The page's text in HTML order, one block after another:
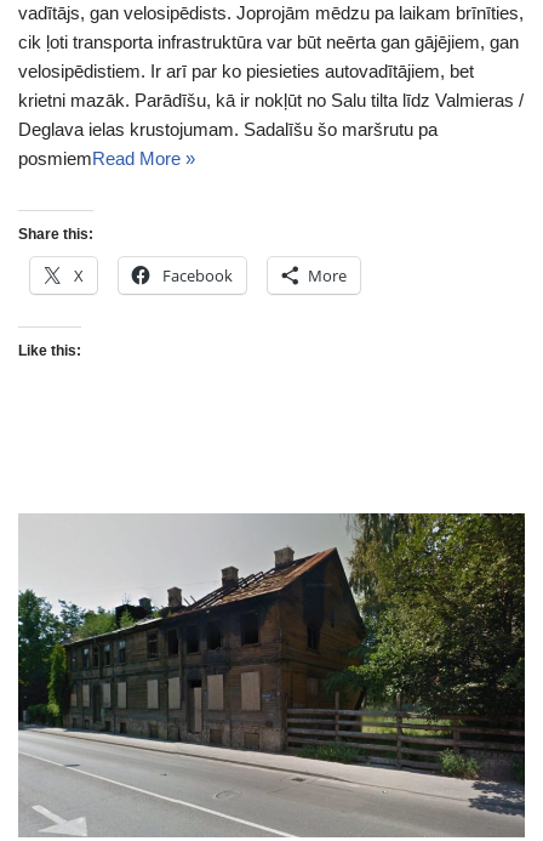
vadītājs, gan velosipēdists. Joprojām mēdzu pa laikam brīnīties,
cik ļoti transporta infrastruktūra var būt neērta gan gājējiem, gan
velosipēdistiem. Ir arī par ko piesieties autovadītājiem, bet
krietni mazāk. Parādīšu, kā ir nokļūt no Salu tilta līdz Valmieras /
Deglava ielas krustojumam. Sadalīšu šo maršrutu pa
posmiemRead More »
Share this:
X Facebook More
Like this: